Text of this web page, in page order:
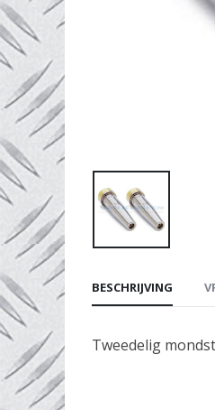
BESCHRIJVING
Tweedelig